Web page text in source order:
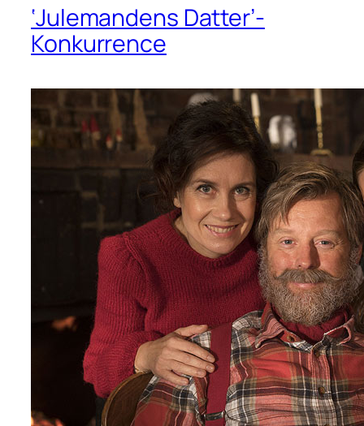
‘Julemandens Datter’-
Konkurrence